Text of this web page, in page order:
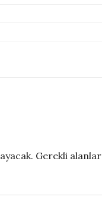
Gerekli alanlar